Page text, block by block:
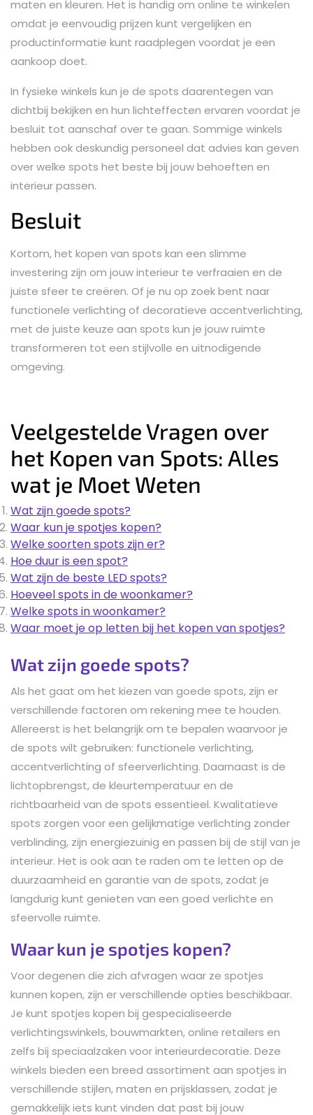
maten en kleuren. Het is handig om online te winkelen
omdat je eenvoudig prijzen kunt vergelijken en
productinformatie kunt raadplegen voordat je een
aankoop doet.
In fysieke winkels kun je de spots daarentegen van
dichtbij bekijken en hun lichteffecten ervaren voordat je
besluit tot aanschaf over te gaan. Sommige winkels
hebben ook deskundig personeel dat advies kan geven
over welke spots het beste bij jouw behoeften en
interieur passen.
Besluit
Kortom, het kopen van spots kan een slimme
investering zijn om jouw interieur te verfraaien en de
juiste sfeer te creëren. Of je nu op zoek bent naar
functionele verlichting of decoratieve accentverlichting,
met de juiste keuze aan spots kun je jouw ruimte
transformeren tot een stijlvolle en uitnodigende
omgeving.
Veelgestelde Vragen over
het Kopen van Spots: Alles
wat je Moet Weten
Wat zijn goede spots?
Waar kun je spotjes kopen?
Welke soorten spots zijn er?
Hoe duur is een spot?
Wat zijn de beste LED spots?
Hoeveel spots in de woonkamer?
Welke spots in woonkamer?
Waar moet je op letten bij het kopen van spotjes?
Wat zijn goede spots?
Als het gaat om het kiezen van goede spots, zijn er
verschillende factoren om rekening mee te houden.
Allereerst is het belangrijk om te bepalen waarvoor je
de spots wilt gebruiken: functionele verlichting,
accentverlichting of sfeerverlichting. Daarnaast is de
lichtopbrengst, de kleurtemperatuur en de
richtbaarheid van de spots essentieel. Kwalitatieve
spots zorgen voor een gelijkmatige verlichting zonder
verblinding, zijn energiezuinig en passen bij de stijl van je
interieur. Het is ook aan te raden om te letten op de
duurzaamheid en garantie van de spots, zodat je
langdurig kunt genieten van een goed verlichte en
sfeervolle ruimte.
Waar kun je spotjes kopen?
Voor degenen die zich afvragen waar ze spotjes
kunnen kopen, zijn er verschillende opties beschikbaar.
Je kunt spotjes kopen bij gespecialiseerde
verlichtingswinkels, bouwmarkten, online retailers en
zelfs bij speciaalzaken voor interieurdecoratie. Deze
winkels bieden een breed assortiment aan spotjes in
verschillende stijlen, maten en prijsklassen, zodat je
gemakkelijk iets kunt vinden dat past bij jouw